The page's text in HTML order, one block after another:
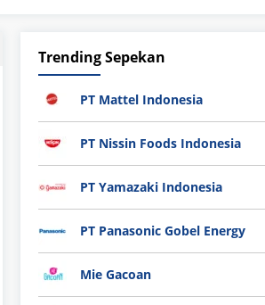
Trending Sepekan
PT Mattel Indonesia
PT Nissin Foods Indonesia
PT Yamazaki Indonesia
PT Panasonic Gobel Energy
Mie Gacoan